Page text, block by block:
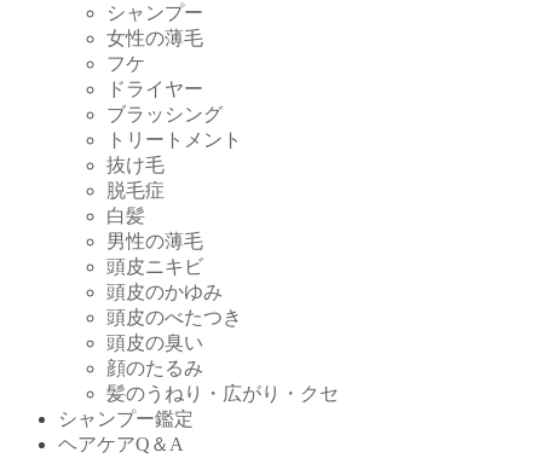
シャンプー
女性の薄毛
フケ
ドライヤー
ブラッシング
トリートメント
抜け毛
脱毛症
白髪
男性の薄毛
頭皮ニキビ
頭皮のかゆみ
頭皮のべたつき
頭皮の臭い
顔のたるみ
髪のうねり・広がり・クセ
シャンプー鑑定
ヘアケアQ＆A